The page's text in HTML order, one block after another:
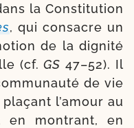
la Constitution
, qui consacre un
de la digni­té
(cf.GS 47–52). Il
de vie
l’amour au
mon­trant, en